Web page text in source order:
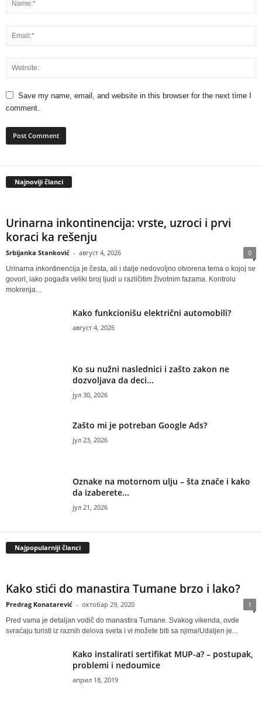
Save my name, email, and website in this browser for the next time I
comment.
Najnoviji članci
Urinarna inkontinencija: vrste, uzroci i prvi
koraci ka rešenju
Srbijanka Stanković - август 4, 2026 0
Urinarna inkontinencija je česta, ali i dalje nedovoljno otvorena tema o kojoj se
govori, iako pogađa veliki broj ljudi u različitim životnim fazama. Kontrolu
mokrenja...
Kako funkcionišu električni automobili?
август 4, 2026
Ko su nužni naslednici i zašto zakon ne
dozvoljava da deci...
јул 30, 2026
Zašto mi je potreban Google Ads?
јул 23, 2026
Oznake na motornom ulju – šta znače i kako
da izaberete...
јул 21, 2026
Najpopularniji članci
Kako stići do manastira Tumane brzo i lako?
Predrag Konatarević - октобар 29, 2020 1
Pred vama je detaljan vodič do manastira Tumane. Svakog vikenda, ovde
svraćaju turisti iz raznih delova sveta i vi možete biti sa njima!Udaljen je...
Kako instalirati sertifikat MUP-a? – postupak,
problemi i nedoumice
април 18, 2019